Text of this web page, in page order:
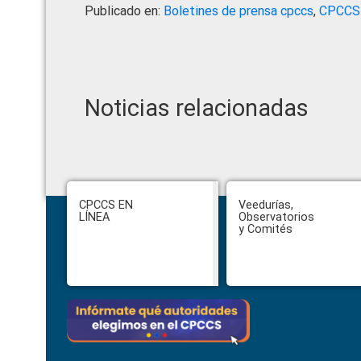
Publicado en: Boletines de prensa cpccs,
Noticias relacionadas
Footer
CPCCS EN
LÍNEA
Veedurías,
Observatorios
y Comités